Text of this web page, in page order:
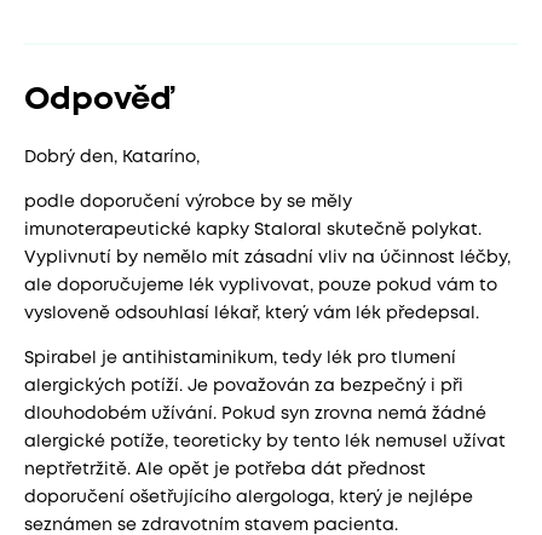
Odpověď
Dobrý den, Kataríno,
podle doporučení výrobce by se měly
imunoterapeutické kapky Staloral skutečně polykat.
Vyplivnutí by nemělo mít zásadní vliv na účinnost léčby,
ale doporučujeme lék vyplivovat, pouze pokud vám to
vysloveně odsouhlasí lékař, který vám lék předepsal.
Spirabel je antihistaminikum, tedy lék pro tlumení
alergických potíží. Je považován za bezpečný i při
dlouhodobém užívání. Pokud syn zrovna nemá žádné
alergické potíže, teoreticky by tento lék nemusel užívat
neptřetržitě. Ale opět je potřeba dát přednost
doporučení ošetřujícího alergologa, který je nejlépe
seznámen se zdravotním stavem pacienta.